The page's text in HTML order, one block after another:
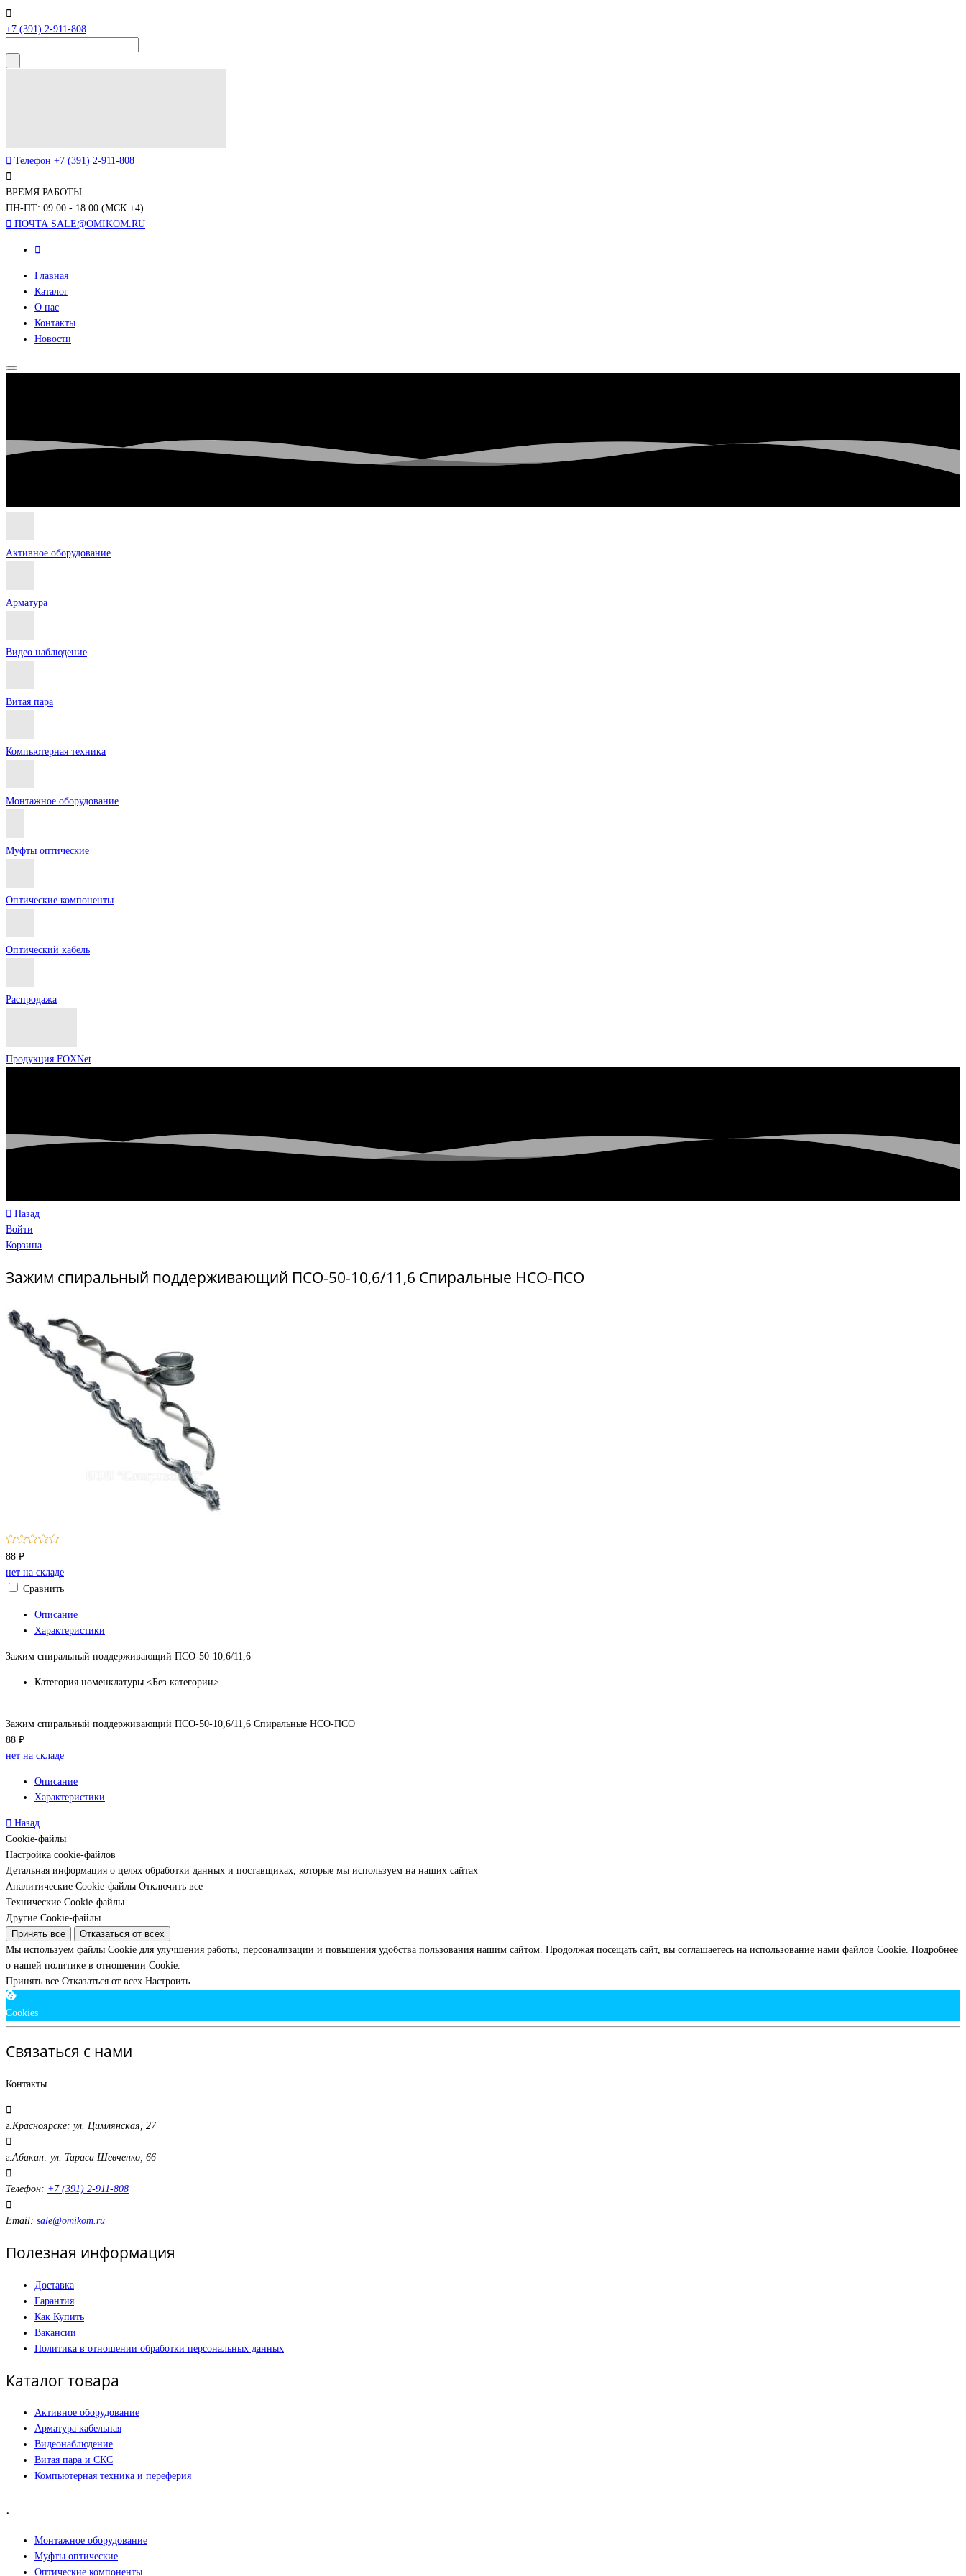
+7 (391) 2-911-808
Телефон +7 (391) 2-911-808
ВРЕМЯ РАБОТЫ
ПН-ПТ: 09.00 - 18.00 (МСК +4)
ПОЧТА SALE@OMIKOM.RU
Главная
Каталог
О нас
Контакты
Новости
Активное оборудование
Арматура
Видео наблюдение
Витая пара
Компьютерная техника
Монтажное оборудование
Муфты оптические
Оптические компоненты
Оптический кабель
Распродажа
Продукция FOXNet
Назад
Войти
Корзина
Зажим спиральный поддерживающий ПСО-50-10,6/11,6 Спиральные НСО-ПСО
88 ₽
нет на складе
Сравнить
Описание
Характеристики
Зажим спиральный поддерживающий ПСО-50-10,6/11,6
Категория номенклатуры <Без категории>
Зажим спиральный поддерживающий ПСО-50-10,6/11,6 Спиральные НСО-ПСО
88 ₽
нет на складе
Описание
Характеристики
Назад
Cookie-файлы
Настройка cookie-файлов
Детальная информация о целях обработки данных и поставщиках, которые мы используем на наших сайтах
Аналитические Cookie-файлы Отключить все
Технические Cookie-файлы
Другие Cookie-файлы
Принять все
Отказаться от всех
Мы используем файлы Cookie для улучшения работы, персонализации и повышения удобства пользования нашим сайтом. Продолжая посещать сайт, вы соглашаетесь на использование нами файлов Cookie. Подробнее
о нашей политике в отношении Cookie.
Принять все Отказаться от всех Настроить
Cookies
Связаться с нами
Контакты
г.Красноярске: ул. Цимлянская, 27
г.Абакан: ул. Тараса Шевченко, 66
Телефон: +7 (391) 2-911-808
Email: sale@omikom.ru
Полезная информация
Доставка
Гарантия
Как Купить
Вакансии
Политика в отношении обработки персональных данных
Каталог товара
Активное оборудование
Арматура кабельная
Видеонаблюдение
Витая пара и СКС
Компьютерная техника и переферия
.
Монтажное оборудование
Муфты оптические
Оптические компоненты